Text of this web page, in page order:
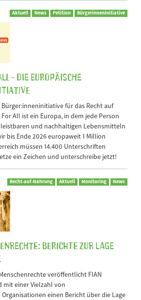
Aktuell News Petition Bürgerinneninitiative
ALL - Die Europäische
für das Recht auf
All ist ein Europa, in dem jede Person
und nachhaltigen Lebensmitteln
bis Ende 2026 europaweit 1 Million
müssen 14.400 Unterschriften
ein Zeichen und unterschreibe jetzt!
Recht-auf-Nahrung Aktuell Monitoring News
Berichte zur Lage
veröffentlicht FIAN
mit einer Vielzahl von
einen Bericht über die Lage